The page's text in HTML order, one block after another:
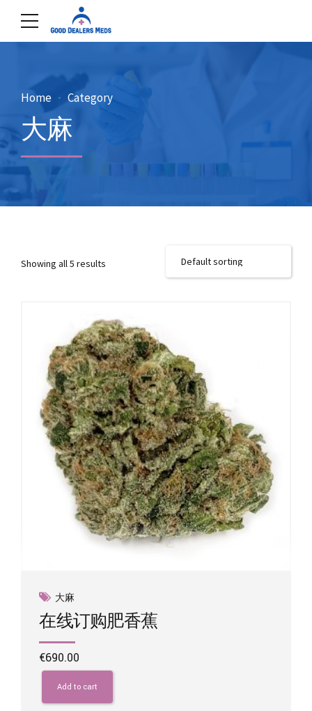
Home Category
大麻
Showing all 5 results
大麻
在线订购肥香蕉
€690.00
Add to cart